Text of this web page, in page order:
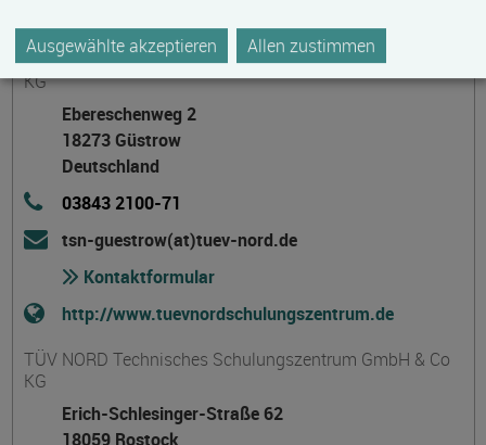
TÜV NORD Technisches Schulungszentrum GmbH & Co.
KG
Ebereschenweg 2
18273 Güstrow
Deutschland
03843 2100-71
tsn-guestrow(at)tuev-nord.de
Kontaktformular
http://www.tuevnordschulungszentrum.de
TÜV NORD Technisches Schulungszentrum GmbH & Co
KG
Erich-Schlesinger-Straße 62
18059 Rostock
Ausgewählte akzeptieren Allen zustimmen